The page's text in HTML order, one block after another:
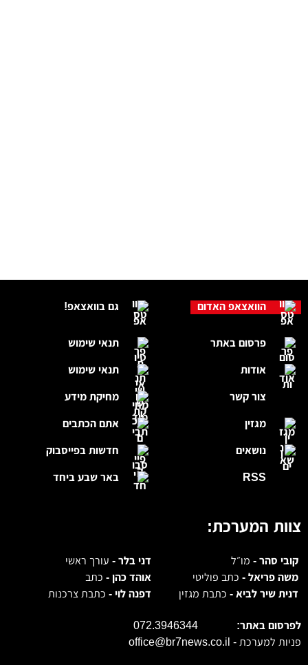
גם בוואצאפ!
תנאי שימוש
תנאי שימוש
מחיקת מידע
אתם הכתבים
חדשות בפייסבוק
באר שבע ביחד
הוואצאפ האדום
פרסום באתר
אודות
צור קשר
מגזין
נושאים
RSS
צוות המערכת:
קובי סהר - מו״ל דני בלר -עורך ראשי
משה פריאל - כתב פוליטי אוהד כהן -כתב
דנית שיר לביא - כתבת מגזין דפנה לוי -כתבת צרכנות
לפרסום באתר:
072.3946344
פניות למערכת - office@br7news.co.il